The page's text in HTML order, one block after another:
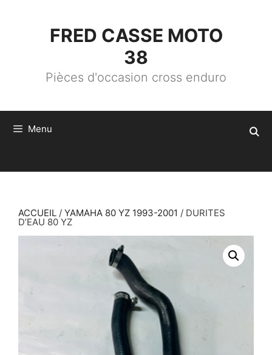
FRED CASSE MOTO
38
Pièces d'occasion cross enduro
Menu
ACCUEIL / YAMAHA 80 YZ 1993-2001 / DURITES
D’EAU 80 YZ